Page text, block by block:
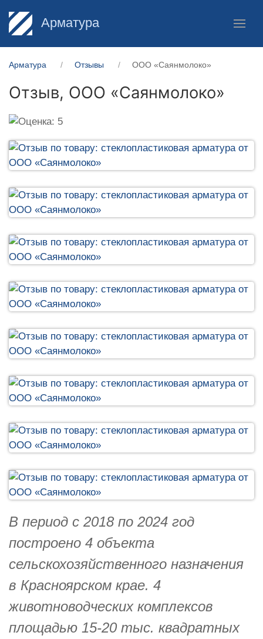
Арматура
Арматура Отзывы ООО «Саянмолоко»
Отзыв, ООО «Саянмолоко»
В период с 2018 по 2024 год
построено 4 объекта
сельскохозяйственного назначения
в Красноярском крае. 4
животноводческих комплексов
площадью 15-20 тыс. квадратных